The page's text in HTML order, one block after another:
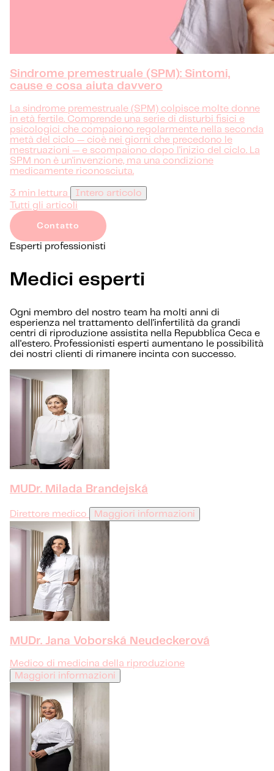
Sindrome premestruale (SPM): Sintomi,
cause e cosa aiuta davvero
La sindrome premestruale (SPM) colpisce molte donne
in età fertile. Comprende una serie di disturbi fisici e
psicologici che compaiono regolarmente nella seconda
metà del ciclo — cioè nei giorni che precedono le
mestruazioni — e scompaiono dopo l'inizio del ciclo. La
SPM non è un'invenzione, ma una condizione
medicamente riconosciuta.
3 min lettura
Intero articolo
Tutti gli articoli
Contatto
Esperti professionisti
Medici esperti
Ogni membro del nostro team ha molti anni di
esperienza nel trattamento dell'infertilità da grandi
centri di riproduzione assistita nella Repubblica Ceca e
all'estero. Professionisti esperti aumentano le possibilità
dei nostri clienti di rimanere incinta con successo.
MUDr. Milada Brandejská
Direttore medico Maggiori informazioni
MUDr. Jana Voborská Neudeckerová
Medico di medicina della riproduzione
Maggiori informazioni